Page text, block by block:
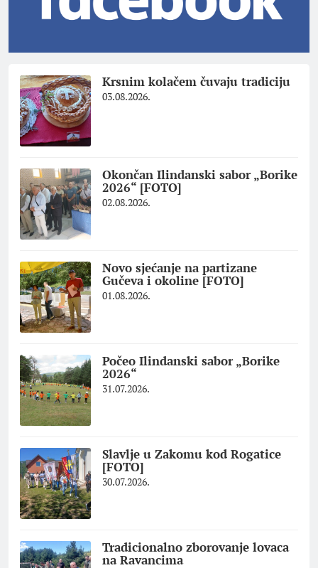
Krsnim kolačem čuvaju tradiciju
03.08.2026.
Okončan Ilindanski sabor „Borike
2026“ [FOTO]
02.08.2026.
Novo sjećanje na partizane
Gučeva i okoline [FOTO]
01.08.2026.
Počeo Ilindanski sabor „Borike
2026“
31.07.2026.
Slavlje u Zakomu kod Rogatice
[FOTO]
30.07.2026.
Tradicionalno zborovanje lovaca
na Ravancima